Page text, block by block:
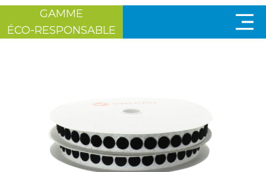
GAMME
ÉCO-RESPONSABLE